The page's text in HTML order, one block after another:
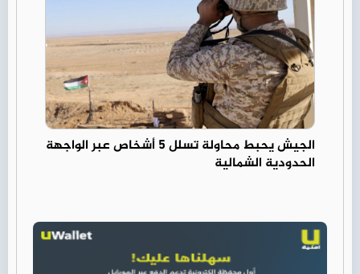
الجيش يحبط محاولة تسلل 5 أشخاص عبر الواجهة
الحدودية الشمالية